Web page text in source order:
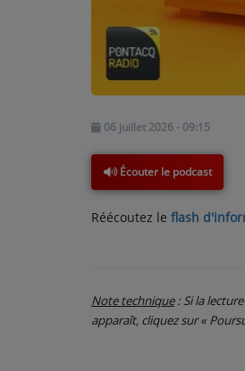
VOTRE PUBLICITÉ SUR PONTACQ RADIO
LOCATION DE STUDIOS
ÉDUCATION AUX MÉDIAS ET À
L'INFORMATION
EN QUOI ÇA CONSISTE ?
ÉCOUTEZ LES PRODUCTIONS
RECRUTEMENT
06 juillet 2026 - 09:15
Écouter le podcast
Réécoutez le flash
Note technique: Si la
apparaît, cliquez sur «